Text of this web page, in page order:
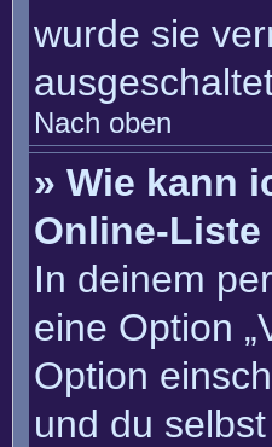
wurde sie
Nach oben
» Wie kann
Online-
In deinem
eine Option
Option
und du